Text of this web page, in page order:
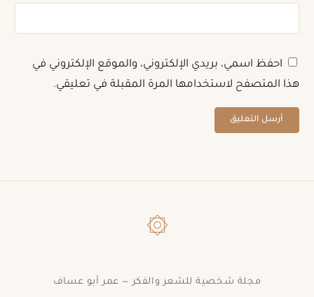
احفظ اسمي، بريدي الإلكتروني، والموقع الإلكتروني في
هذا المتصفح لاستخدامها المرة المقبلة في تعليقي.
۞
مجلة شخصية للشعر والفكر — عمر أبو عساف